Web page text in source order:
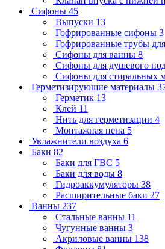
Сифоны 45
Выпуски 13
Гофрированные сифоны 3
Гофрированные трубы
Сифоны для ванны 8
Сифоны для душевого
Сифоны для стиральных
Герметизирующие материалы
Герметик 13
Клей 11
Нить для герметизации 4
Монтажная пена 5
Увлажнители воздуха 6
Баки 82
Баки для ГВС 5
Баки для воды 8
Гидроаккумуляторы 38
Расширительные баки 27
Ванны 237
Стальные ванны 11
Чугунные ванны 3
Акриловые ванны 138